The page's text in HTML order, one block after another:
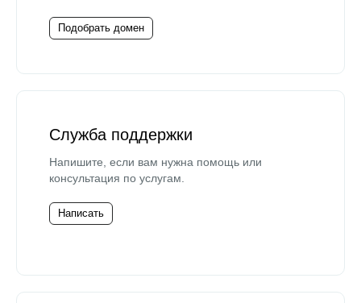
Подобрать домен
Служба поддержки
Напишите, если вам нужна помощь или
консультация по услугам.
Написать